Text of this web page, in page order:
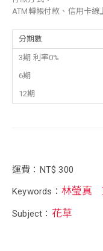
ATM轉帳付款、信用卡線
分期數
3期 利率0%
6期
12期
運費：NT$ 300
Keywords： 林瑩真
Subject： 花草